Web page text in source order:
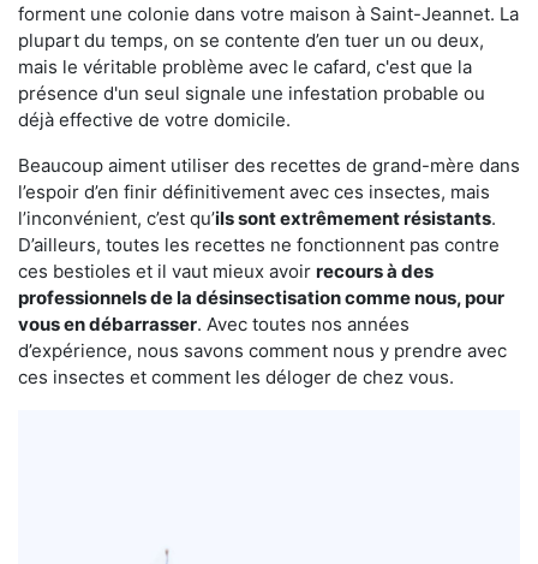
forment une colonie dans votre maison à Saint-Jeannet. La
plupart du temps, on se contente d’en tuer un ou deux,
mais le véritable problème avec le cafard, c'est que la
présence d'un seul signale une infestation probable ou
déjà effective de votre domicile.
Beaucoup aiment utiliser des recettes de grand-mère dans
l’espoir d’en finir définitivement avec ces insectes, mais
l’inconvénient, c’est qu’ils sont extrêmement résistants.
D’ailleurs, toutes les recettes ne fonctionnent pas contre
ces bestioles et il vaut mieux avoir recours à des
professionnels de la désinsectisation comme nous, pour
vous en débarrasser. Avec toutes nos années
d’expérience, nous savons comment nous y prendre avec
ces insectes et comment les déloger de chez vous.